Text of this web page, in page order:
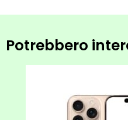
Potrebbero